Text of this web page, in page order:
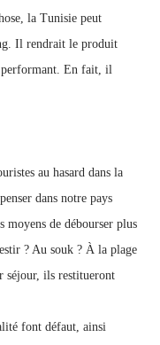
la Tunisie peut
Il rendrait le produit
performant. En fait, il
au hasard dans la
dans notre pays
moyens de débourser plus
? Au souk ? À la plage
séjour, ils restitueront
font défaut, ainsi